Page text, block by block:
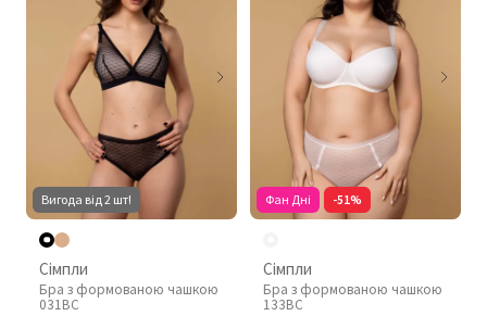
Вигода від 2 шт!
Сімпли
Бра з формованою чашкою
031BC
Фан Дні -51%
Сімпли
Бра з формованою чашкою
133BC